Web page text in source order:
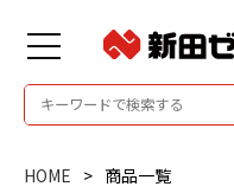
HOME 商品一覧